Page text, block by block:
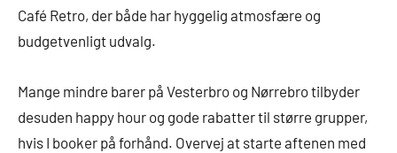
Café Retro, der både har hyggelig atmosfære og
budgetvenligt udvalg.
Mange mindre barer på Vesterbro og Nørrebro tilbyder
desuden happy hour og gode rabatter til større grupper,
hvis I booker på forhånd. Overvej at starte aftenen med